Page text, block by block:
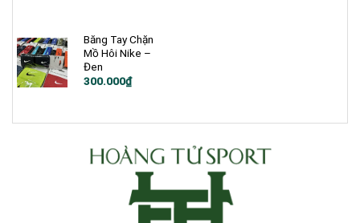
2.100.000₫.
Băng Tay Chặn
Mồ Hôi Nike –
Đen
300.000₫